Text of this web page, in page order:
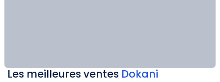
Les meilleures ventes Dokani